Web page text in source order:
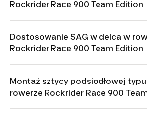
Rockrider Race 900 Team Edition
Dostosowanie SAG widelca w
Rockrider Race 900 Team Edition
Montaż sztycy podsiodłowej
rowerze Rockrider Race 900